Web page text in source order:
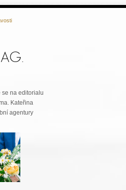
se na editorialu
Kateřina
agentury